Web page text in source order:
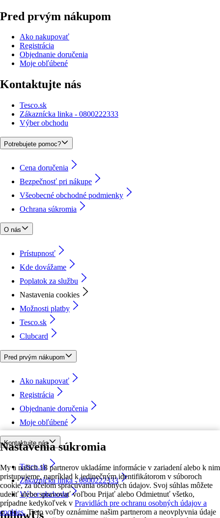
Nastavenia súkromia
My a našich 18 partnerov ukladáme informácie v zariadení alebo k nim
pristupujeme, napríklad k jedinečným identifikátorom v súboroch
cookie, za účelom spracúvania osobných údajov. Svoj súhlas môžete
udeliť alebo spravovať voľbou Prijať alebo Odmietnuť všetko,
prípadne kedykoľvek v Pravidlách pre ochranu osobných údajov a
cookies. Tieto voľby oznámime našim partnerom a neovplyvnia údaje
Pred prvým nákupom
Ako nakupovať
Registrácia
Objednanie doručenia
Moje obľúbené
Kontaktujte nás
Tesco.sk
Zákaznícka linka - 0800222333
Výber obchodu
Potrebujete pomoc?
Cena doručenia
Bezpečnosť pri nákupe
Všeobecné obchodné podmienky
Ochrana súkromia
O nás
Prístupnosť
Kde dovážame
Poplatok za službu
Nastavenia cookies
Možnosti platby
Tesco.sk
Clubcard
Pred prvým nákupom
Ako nakupovať
Registrácia
Objednanie doručenia
Moje obľúbené
Kontaktujte nás
Tesco.sk
Zákaznícka linka - 0800222333
Výber obchodu
followUs